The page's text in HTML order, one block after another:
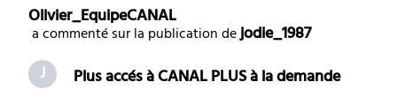
Olivier_EquipeCANAL
a commenté sur la publication de jodie_1987
J
Plus accés à CANAL PLUS à la demande